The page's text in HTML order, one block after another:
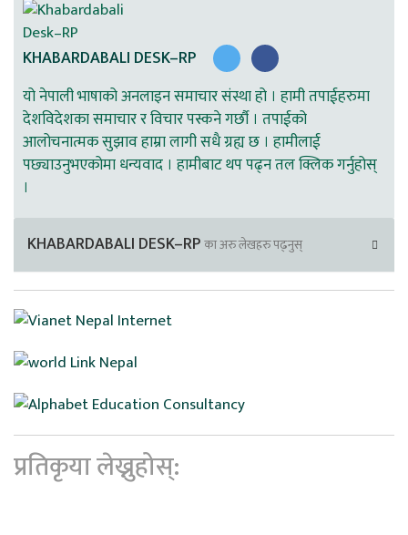
KHABARDABALI DESK–RP
यो नेपाली भाषाको अनलाइन समाचार संस्था हो । हामी तपाईहरुमा
देशविदेशका समाचार र विचार पस्कने गर्छौ । तपाईको
आलोचनात्मक सुझाव हाम्रा लागी सधै ग्रह्य छ । हामीलाई
पछ्याउनुभएकोमा धन्यवाद । हामीबाट थप पढ्न तल क्लिक गर्नुहोस्
।
KHABARDABALI DESK–RPका अरु लेखहरु पढ्नुस्
प्रतिकृया लेख्नुहोस्: